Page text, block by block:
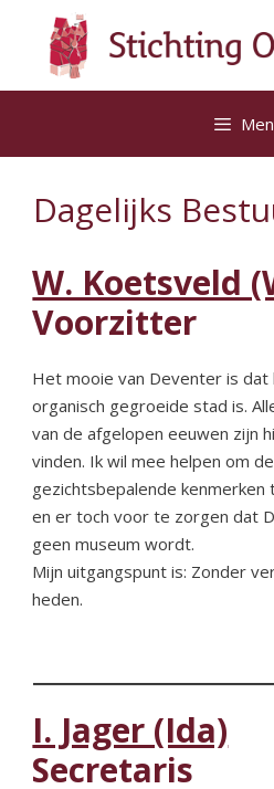
inhoud
Dagelijks
W. Koetsveld
Voorzitter
Het mooie van Deventer is dat
organisch gegroeide stad is.
van de afgelopen eeuwen zijn
vinden. Ik wil mee helpen om de
gezichtsbepalende kenmerken
en er toch voor te zorgen dat
geen museum wordt.
Mijn uitgangspunt is: Zonder
heden.
I. Jager (Ida)
Secretaris